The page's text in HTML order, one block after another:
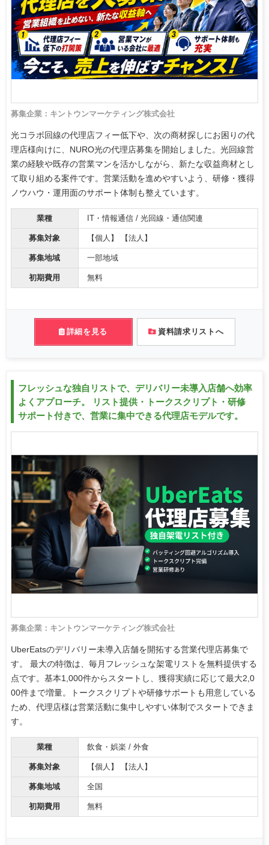
募集企業：キントウンマーケティング株式会社
光コラボ回線の代理店フィー低下や、次の商材探しにお困りの代
理店様向けに、NURO光の代理店募集を開始しました。光回線営
業の経験や既存の営業マンを活かしながら、新たな収益商材とし
て取り組める案件です。営業活動を進めやすいよう、研修・獲得
ノウハウ・運用面のサポート体制も整えています。
業種 IT・情報通信 / 光回線・通信関連
募集対象 【個人】 【法人】
募集地域 一部地域
初期費用 無料
詳細を見る 資料請求リストへ
フレッシュな独自リストで、デリバリー未導入店舗へ効率
よくアプローチ。 リスト提供・トークスクリプト・研修
サポート付きで、営業に集中できる代理店モデルです。
募集企業：キントウンマーケティング株式会社
UberEatsのデリバリー未導入店舗を開拓する営業代理店募集で
す。 最大の特徴は、毎月フレッシュな架電リストを無料提供する
点です。基本1,000件からスタートし、獲得実績に応じて最大2,0
00件まで増量。トークスクリプトや研修サポートも用意している
ため、代理店様は営業活動に集中しやすい体制でスタートできま
す。
業種 飲食・娯楽 / 外食
募集対象 【個人】 【法人】
募集地域 全国
初期費用 無料